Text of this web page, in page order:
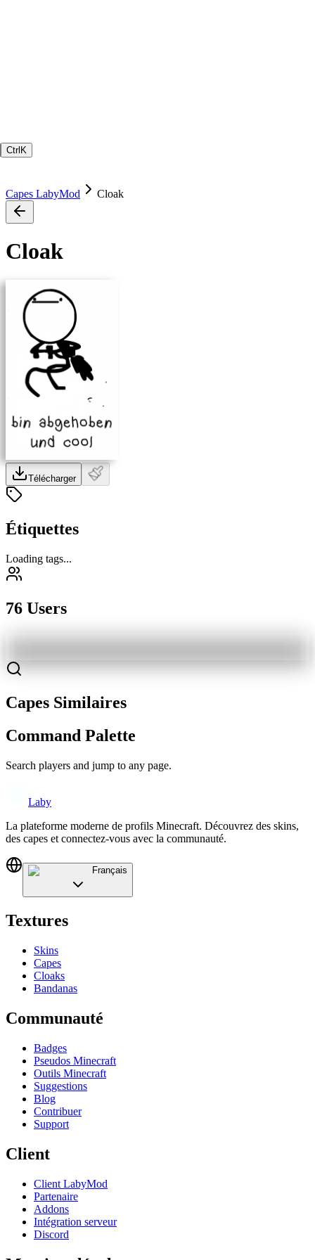
Ctrl K
Capes LabyMod Cloak
Cloak
Télécharger
Étiquettes
Loading tags...
76 Users
Capes Similaires
Command Palette
Search players and jump to any page.
Laby
La plateforme moderne de profils Minecraft. Découvrez des skins,
des capes et connectez-vous avec la communauté.
Français
Textures
Skins
Capes
Cloaks
Bandanas
Communauté
Badges
Pseudos Minecraft
Outils Minecraft
Suggestions
Blog
Contribuer
Support
Client
Client LabyMod
Partenaire
Addons
Intégration serveur
Discord